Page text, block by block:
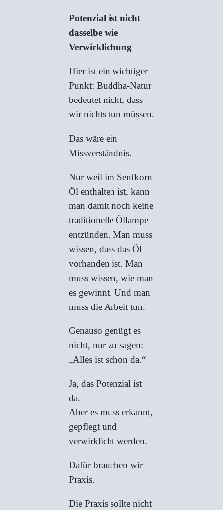
Potenzial ist nicht
dasselbe wie
Verwirklichung
Hier ist ein wichtiger
Punkt: Buddha-Natur
bedeutet nicht, dass
wir nichts tun müssen.
Das wäre ein
Missverständnis.
Nur weil im Senfkorn
Öl enthalten ist, kann
man damit noch keine
traditionelle Öllampe
entzünden. Man muss
wissen, dass das Öl
vorhanden ist. Man
muss wissen, wie man
es gewinnt. Und man
muss die Arbeit tun.
Genauso genügt es
nicht, nur zu sagen:
„Alles ist schon da.“
Ja, das Potenzial ist
da.
Aber es muss erkannt,
gepflegt und
verwirklicht werden.
Dafür brauchen wir
Praxis.
Die Praxis sollte nicht